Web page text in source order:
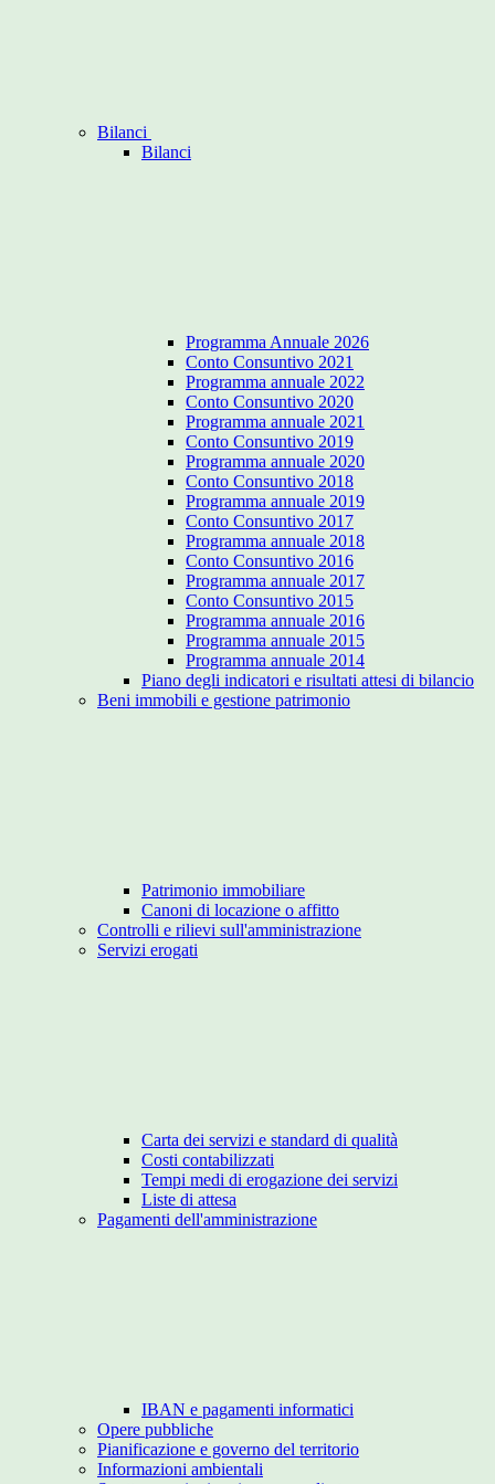
Bilanci
Bilanci
Programma Annuale 2026
Conto Consuntivo 2021
Programma annuale 2022
Conto Consuntivo 2020
Programma annuale 2021
Conto Consuntivo 2019
Programma annuale 2020
Conto Consuntivo 2018
Programma annuale 2019
Conto Consuntivo 2017
Programma annuale 2018
Conto Consuntivo 2016
Programma annuale 2017
Conto Consuntivo 2015
Programma annuale 2016
Programma annuale 2015
Programma annuale 2014
Piano degli indicatori e risultati attesi di bilancio
Beni immobili e gestione patrimonio
Patrimonio immobiliare
Canoni di locazione o affitto
Controlli e rilievi sull'amministrazione
Servizi erogati
Carta dei servizi e standard di qualità
Costi contabilizzati
Tempi medi di erogazione dei servizi
Liste di attesa
Pagamenti dell'amministrazione
IBAN e pagamenti informatici
Opere pubbliche
Pianificazione e governo del territorio
Informazioni ambientali